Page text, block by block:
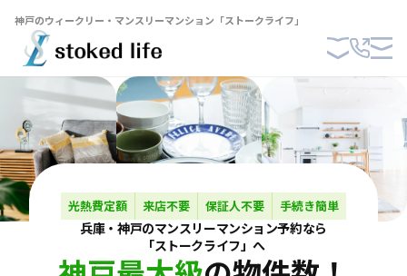
神戸のウィークリー・マンスリーマンション「ストークライフ」
光熱費定額 来店不要 保証人不要 手続き簡単
兵庫・神戸のマンスリーマンション予約なら
「ストークライフ」へ